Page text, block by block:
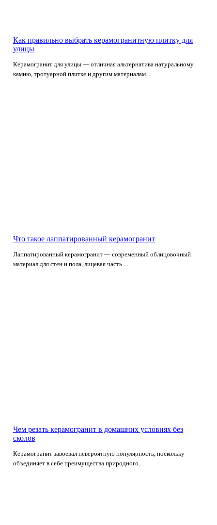
Как правильно выбрать керамогранитную плитку для
улицы
Керамогранит для улицы — отличная альтернатива натуральному
камню, тротуарной плитке и другим материалам...
Что такое лаппатированный керамогранит
Лаппатированный керамогранит — современный облицовочный
материал для стен и пола, лицевая часть ...
Чем резать керамогранит в домашних условиях без
сколов
Керамогранит завоевал невероятную популярность, поскольку
объединяет в себе преимущества природного...